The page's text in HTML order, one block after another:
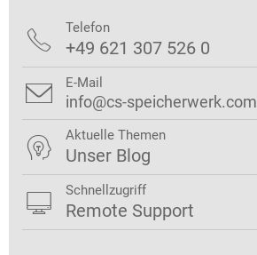
 Telefon
+49 621 307 526 0
 E-Mail
info@cs-speicherwerk.com
 Aktuelle Themen
Unser Blog
 Schnellzugriff
Remote Support